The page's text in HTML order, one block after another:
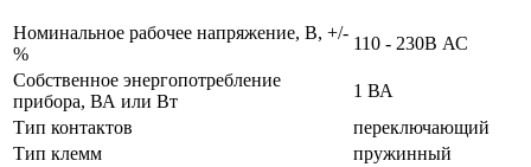
Номинальное рабочее напряжение, В, +/-
%
110 - 230В АС
Собственное энергопотребление
прибора, ВА или Вт
1 ВА
Тип контактов
переключающий
Тип клемм
пружинный